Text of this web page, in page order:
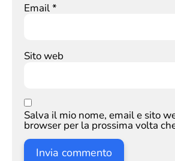
Email*
Sito web
Salva il mio nome, email e sito
browser per la prossima volta